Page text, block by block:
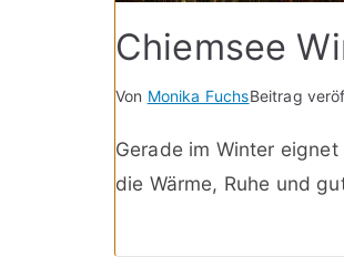
Chiemsee
Von Monika FuchsBeitrag
Gerade im Winter
die Wärme, Ruhe und